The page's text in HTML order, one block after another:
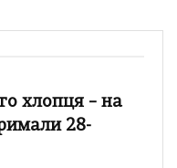
хлопця – на
28-